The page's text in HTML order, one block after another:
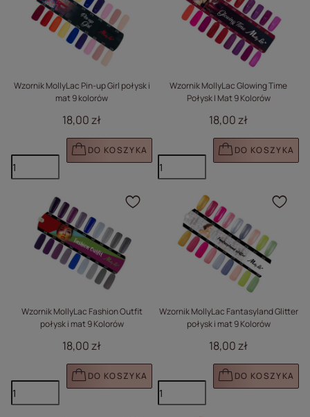
Wzornik MollyLac Pin-up Girl połysk i
mat 9 kolorów
18,00 zł
DO KOSZYKA
Wzornik MollyLac Glowing Time
Połysk I Mat 9 Kolorów
18,00 zł
DO KOSZYKA
Wzornik MollyLac Fashion Outfit
połysk i mat 9 Kolorów
18,00 zł
DO KOSZYKA
Kliknij, aby dodać
Wzornik MollyLac Fantasyland Glitter
połysk i mat 9 Kolorów
18,00 zł
DO KOSZYKA